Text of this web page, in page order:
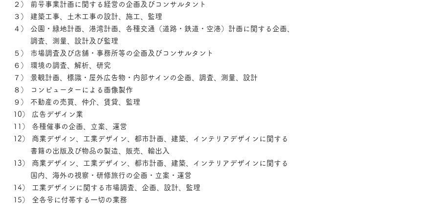
２） 前号事業計画に関する経営の企画及びコンサルタント
３） 建築工事、土木工事の設計、施工、監理
４） 公園・緑地計画、港湾計画、各種交通（道路・鉄道・空港）計画に関する企画、
調査、測量、設計及び監理
５） 市場調査及び店舗・事務所等の企画及びコンサルタント
６） 環境の調査、解析、研究
７） 景観計画、標識・屋外広告物・内部サインの企画、調査、測量、設計
８） コンピューターによる画像製作
９） 不動産の売買、仲介、賃貸、監理
10） 広告デザイン業
11） 各種催事の企画、立案、運営
12） 商業デザイン、工業デザイン、都市計画、建築、インテリアデザインに関する
書籍の出版及び物品の製造、販売、輸出入
13） 商業デザイン、工業デザイン、都市計画、建築、インテリアデザインに関する
国内、海外の視察・研修旅行の企画・立案・運営
14） 工業デザインに関する市場調査、企画、設計、監理
15） 全各号に付帯する一切の業務